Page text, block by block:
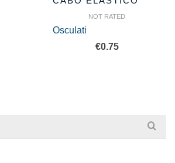
NOT RATED
Osculati
€0.75